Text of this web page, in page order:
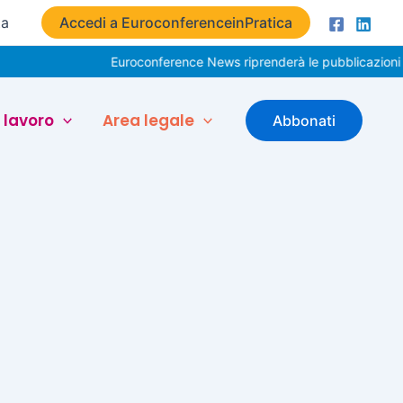
Accedi a EuroconferenceinPratica
Euroconference News riprenderà le pubblicazioni il
lavoro Area legale Abbonati